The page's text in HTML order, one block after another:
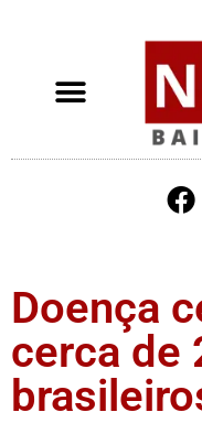
Doença
cerca de